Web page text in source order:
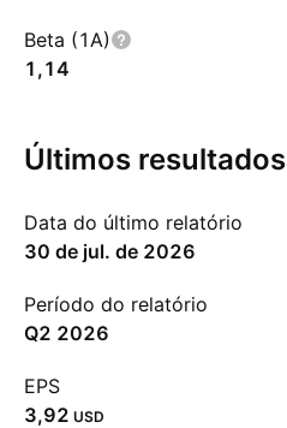
Beta (1A)
1,14
Últimos resultados
Data do último relatório
30 de jul. de 2026
Período do relatório
Q2 2026
EPS
3,92 USD